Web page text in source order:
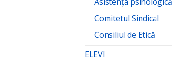
Comitetul Sindical
Consiliul de Etică
ELEVI